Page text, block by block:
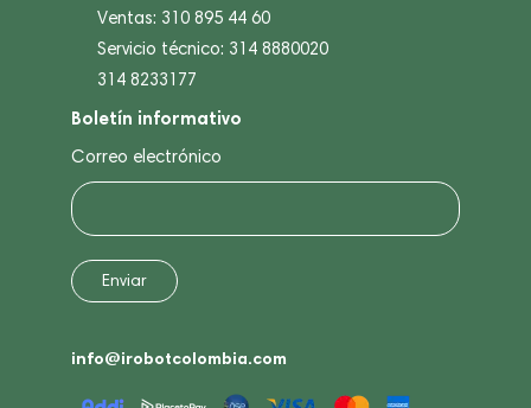
Ventas: 310 895 44 60
Servicio técnico: 314 8880020
314 8233177
Boletín informativo
Correo electrónico
info@irobotcolombia.com